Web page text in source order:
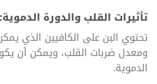
تأثيرات القلب والدورة الدموية:
تحتوي البن على الكافيين الذي
ومعدل ضربات القلب، ويمكن أن
الدموية.